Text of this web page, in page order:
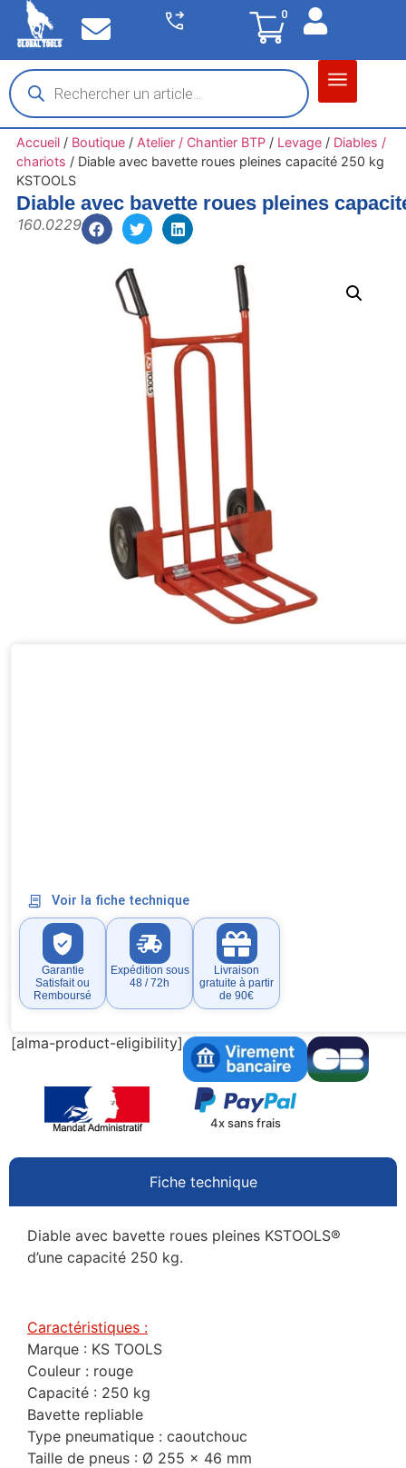
0
Accueil/ Boutique/ Atelier / Chantier BTP/ Levage/ Diables /
chariots / Diable avec bavette roues pleines capacité 250 kg
KSTOOLS
Diable avec bavette roues pleines
160.0229
Voir la fiche technique
Garantie
Satisfait ou
Remboursé
Expédition sous
48 / 72h
Livraison
gratuite à partir
de 90€
[alma-product-eligibility]
4x sans frais
Fiche technique
Diable avec bavette roues pleines KSTOOLS®
d’une capacité 250 kg.
Caractéristiques :
Marque : KS TOOLS
Couleur : rouge
Capacité : 250 kg
Bavette repliable
Type pneumatique : caoutchouc
Taille de pneus : Ø 255 x 46 mm